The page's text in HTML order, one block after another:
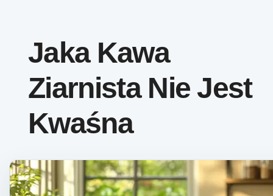
Jaka Kawa
Ziarnista Nie Jest
Kwaśna